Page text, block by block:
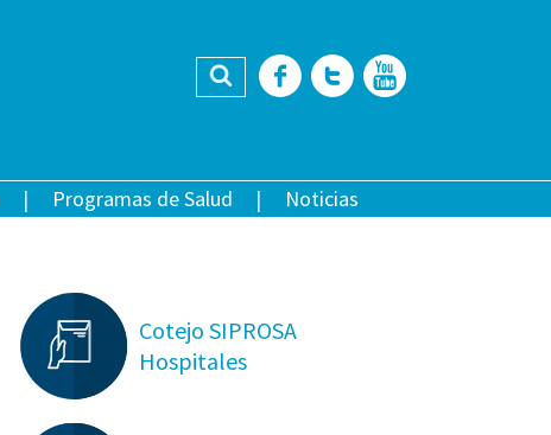
Buscar Facebook
Twitter
Programas de Salud Noticias
Cotejo SIPROSA
Hospitales